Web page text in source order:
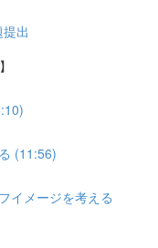
出
(11:56)
イメージを考える